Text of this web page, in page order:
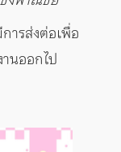
ารส่งต่อเพื่อ
นออกไป